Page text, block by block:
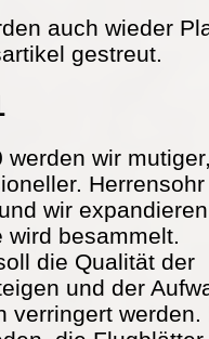
auch wieder
gestreut.
werden wir
Herrensohr
wir
wird besammelt.
die Qualität der
und der
verringert werden.